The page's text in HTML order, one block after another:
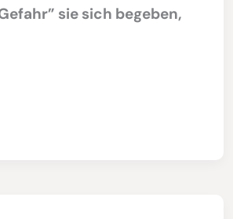
sie sich begeben,